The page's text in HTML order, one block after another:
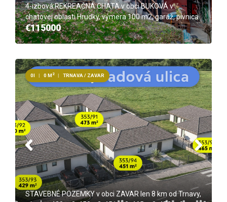
4-izbová REKREAČNÁ CHATA v obci BUKOVÁ v
chatovej oblasti Hrudky, výmera 100 m2, garáž, pivnica
€115000
STAVEBNÉ POZEMKY v obci ZAVAR len 8 km od Trnavy,
0I | 0 M 2 | TRNAVA / ZAVAR